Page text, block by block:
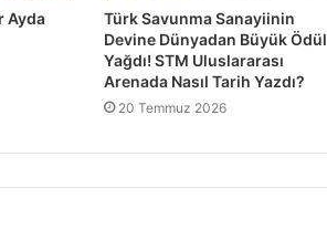
Ayda
Türk Savunma Sanayiinin
Devine Dünyadan Büyük Ödül
Yağdı! STM Uluslararası
Arenada Nasıl Tarih Yazdı?
20 Temmuz 2026